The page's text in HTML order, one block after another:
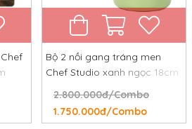
Bộ 2 nồi gang tráng men
Chef Studio xanh ngọc 18cm
2.800.000đ/Combo
1.750.000đ/Combo